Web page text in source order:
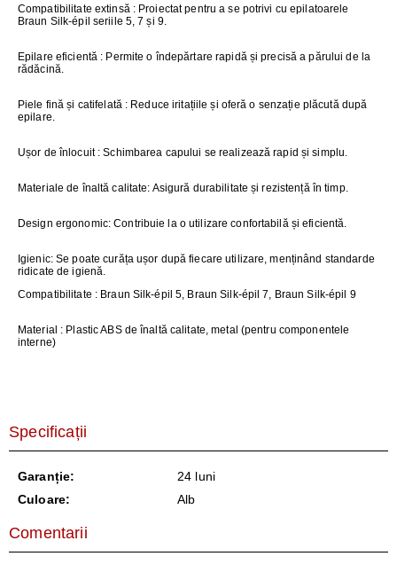
Compatibilitate extinsă: Proiectat pentru a se potrivi cu epilatoarele
Braun Silk-épil seriile 5, 7 și 9.
Epilare eficientă : Permite o îndepărtare rapidă și precisă a părului de la
rădăcină.
Piele fină și catifelată: Reduce iritațiile și oferă o senzație plăcută după
epilare.
Ușor de înlocuit: Schimbarea capului se realizează rapid și simplu.
Materiale de înaltă calitate: Asigură durabilitate și rezistență în timp.
Design ergonomic: Contribuie la o utilizare confortabilă și eficientă.
Igienic: Se poate curăța ușor după fiecare utilizare, menținând standarde
ridicate de igienă.
Compatibilitate : Braun Silk-épil 5, Braun Silk-épil 7, Braun Silk-épil 9
Material : Plastic ABS de înaltă calitate, metal (pentru componentele
interne)
Specificații
Garanție:
24 luni
Culoare:
Alb
Comentarii